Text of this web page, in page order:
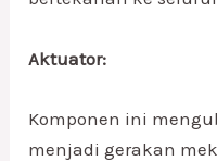
Aktuator:
Komponen ini
menjadi gerakan